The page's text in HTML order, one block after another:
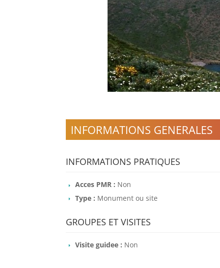
INFORMATIONS GENERALES
INFORMATIONS PRATIQUES
Acces PMR : Non
Type : Monument ou site
GROUPES ET VISITES
Visite guidee : Non